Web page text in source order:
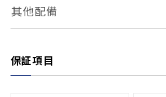
無
感應頭燈
頭燈光源
其他配備
保証項目